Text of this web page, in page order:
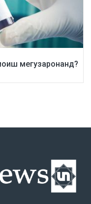
мегузаронанд?